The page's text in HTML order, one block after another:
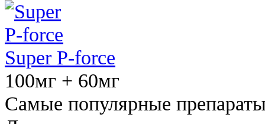
Super P-force
100мг + 60мг
Самые популярные